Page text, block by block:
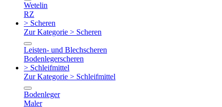
Wetelin
RZ
> Scheren
Zur Kategorie > Scheren
Leisten- und Blechscheren
Bodenlegerscheren
> Schleifmittel
Zur Kategorie > Schleifmittel
Bodenleger
Maler